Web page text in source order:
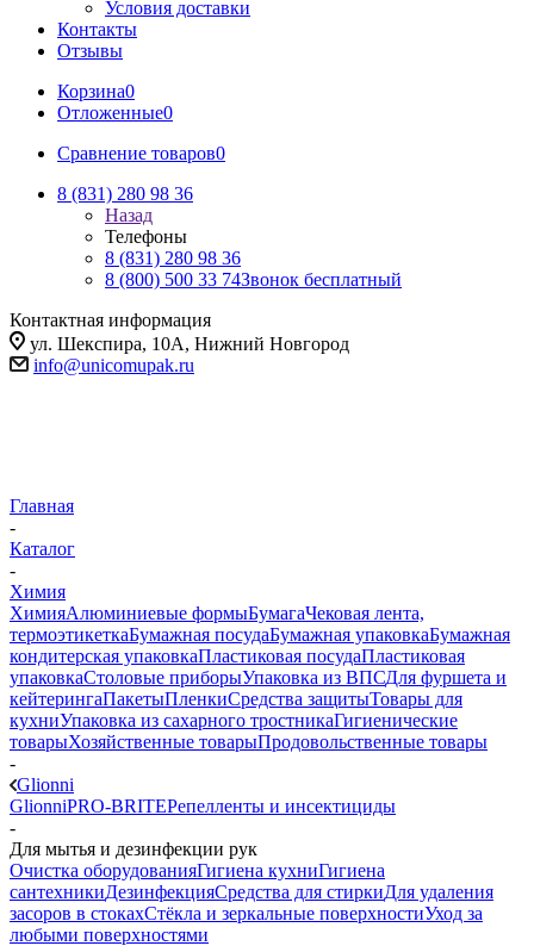
Условия доставки
Контакты
Отзывы
Корзина0
Отложенные0
Сравнение товаров0
8 (831) 280 98 36
Назад
Телефоны
8 (831) 280 98 36
8 (800) 500 33 74Звонок бесплатный
Контактная информация
ул. Шекспира, 10А, Нижний Новгород
info@unicomupak.ru
Главная
-
Каталог
-
Химия
ХимияАлюминиевые формыБумагаЧековая лента,
термоэтикеткаБумажная посудаБумажная упаковкаБумажная
кондитерская упаковкаПластиковая посудаПластиковая
упаковкаСтоловые приборыУпаковка из ВПСДля фуршета и
кейтерингаПакетыПленкиСредства защитыТовары для
кухниУпаковка из сахарного тростникаГигиенические
товарыХозяйственные товарыПродовольственные товары
-
Glionni
GlionniPRO-BRITEРепелленты и инсектициды
-
Для мытья и дезинфекции рук
Очистка оборудованияГигиена кухниГигиена
сантехникиДезинфекцияСредства для стиркиДля удаления
засоров в стокахСтёкла и зеркальные поверхностиУход за
любыми поверхностями